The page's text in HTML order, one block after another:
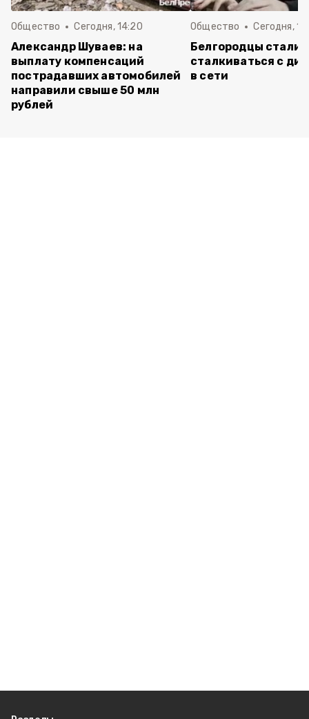
Общество Сегодня, 14:20
Александр Шуваев: на
выплату компенсаций
пострадавших автомобилей
направили свыше 50 млн
рублей
Общество Сегодня,
Белгородцы стали
сталкиваться с
в сети